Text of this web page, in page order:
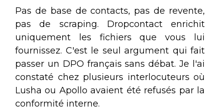
Pas de base de contacts, pas de revente,
pas de scraping. Dropcontact enrichit
uniquement les fichiers que vous lui
fournissez. C'est le seul argument qui fait
passer un DPO français sans débat. Je l'ai
constaté chez plusieurs interlocuteurs où
Lusha ou Apollo avaient été refusés par la
conformité interne.